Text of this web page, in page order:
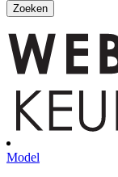
Zoeken
Model